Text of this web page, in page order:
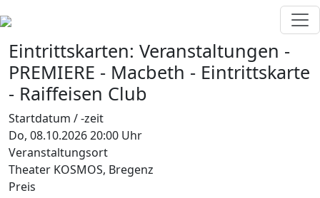
Eintrittskarten: Veranstaltungen -
PREMIERE - Macbeth - Eintrittskarte
- Raiffeisen Club
Startdatum / -zeit
Do, 08.10.2026 20:00 Uhr
Veranstaltungsort
Theater KOSMOS, Bregenz
Preis